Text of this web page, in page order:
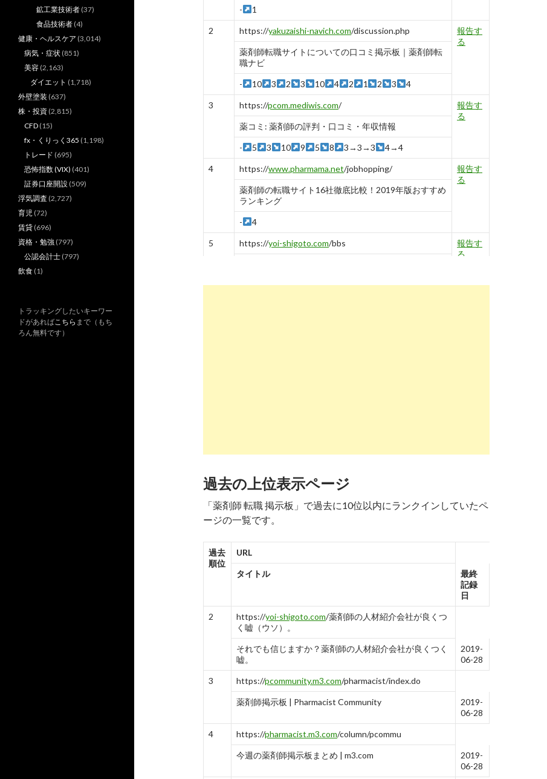
- 1
2 https://yakuzaishi-navich.com/discussion.php
報告す
る
薬剤師転職サイトについての口コミ掲示板｜薬剤師転
職ナビ
- 10 3 2 3 10 4 2 1 2 3 4
3 https://pcom.mediwis.com/
報告す
る
薬コミ: 薬剤師の評判・口コミ・年収情報
- 5 3 10 9 5 8 3→3→3 4→4
4 https://www.pharmama.net/jobhopping/
報告す
る
薬剤師の転職サイト16社徹底比較！2019年版おすすめ
ランキング
- 4
5 https://yoi-shigoto.com/bbs
報告す
る
8 https://careerconnection.jp/review/111128/2chList/
さくら薬局の2ch掲示板 | 転職・就職に役立つ情報サイ
ト ...
- 8
9 https://en-hyouban.com/company/10200192506/
る
- 9
https://itest.5ch.net/test/read.cgi/job/1401142685/
る
薬剤師の転職 - itest.5ch.net[公式]
- 10
過去の上位表示ページ
「薬剤師 転職 掲示板」で過去に10位以内にランクインしていたペ
ージの一覧です。
過去
順位
URL
タイトル
最終
記録
日
2 https://yoi-shigoto.com/薬剤師の人材紹介会社が良くつ
く嘘（ウソ）。
それでも信じますか？薬剤師の人材紹介会社が良くつく
嘘。
2019-
06-28
3 https://pcommunity.m3.com/pharmacist/index.do
薬剤師掲示板 | Pharmacist Community
2019-
06-28
4 https://pharmacist.m3.com/column/pcommu
今週の薬剤師掲示板まとめ | m3.com
2019-
06-28
鉱工業技術者 (37)
食品技術者 (4)
健康・ヘルスケア (3,014)
病気・症状 (851)
美容 (2,163)
ダイエット (1,718)
外壁塗装 (637)
株・投資 (2,815)
CFD (15)
fx・くりっく365 (1,198)
トレード (695)
恐怖指数 (VIX) (401)
証券口座開設 (509)
浮気調査 (2,727)
育児 (72)
賃貸 (696)
資格・勉強 (797)
公認会計士 (797)
飲食 (1)
トラッキングしたいキーワー
ドがあればこちら まで（もち
ろん無料です）